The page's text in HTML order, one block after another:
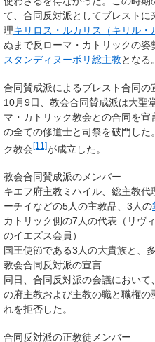
て、合同反対派としてブレスト
理キリロス・ルカリス（キリル・
ぬまで反ローマ・カトリックの
スタンディヌーポリ総主教となる。
合同賛成派によるブレスト合同の
10月9日、教会合同賛成派は大聖
マ・カトリック教会との合同を
の全ての修道士と司祭を破門した
ク教会[11]が成立した。
教会合同賛成派のメンバー
キエフ府主教ミハイル、総主教
ーチイなどの5人の主教品、3人の
カトリック側の7人の代表（リヴ
のイエズス会員）
国王使節である3人の大貴族と、
教会合同反対派の宣言
同日、合同反対派の会議におい
の府主教および主教の職と職権の
れを拒否した。
合同反対派の正教徒メンバー